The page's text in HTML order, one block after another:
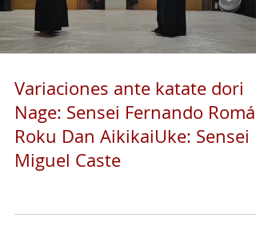
Variaciones ante katate dori
Nage: Sensei Fernando
Roku Dan AikikaiUke: Sensei
Miguel Caste